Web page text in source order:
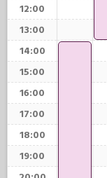
12:00
13:00
14:00
15:00
16:00
17:00
18:00
19:00